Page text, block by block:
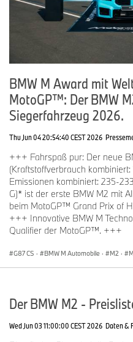
BMW M Award mit
MotoGP™: Der BMW
Siegerfahrzeug 2026.
Thu Jun 04 20:54:40 CEST 2026
+++ Fahrspaß pur: Der neue
(Kraftstoffverbrauch kombiniert:
Emissionen kombiniert: 235-
G)* ist der erste BMW M2 mit
beim MotoGP™ Grand Prix of
+++ Innovative BMW M
Qualifier der MotoGP™. +++
G87 CS · BMW M Automobile · M2 ·
Der BMW M2 -
Wed Jun 03 11:00:00 CEST 2026 Daten &